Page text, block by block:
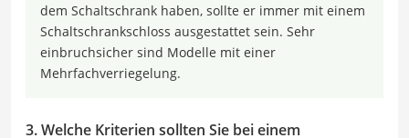
dem Schaltschrank haben, sollte er immer mit einem
Schaltschrankschloss ausgestattet sein. Sehr
einbruchsicher sind Modelle mit einer
Mehrfachverriegelung.
3. Welche Kriterien sollten Sie bei einem